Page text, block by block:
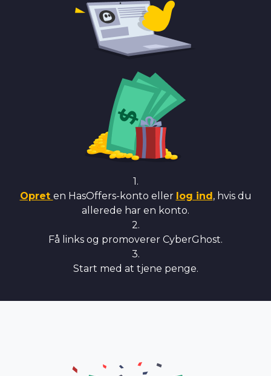
1.
Opret en HasOffers-konto eller log ind, hvis du
allerede har en konto.
2.
Få links og promoverer CyberGhost.
3.
Start med at tjene penge.